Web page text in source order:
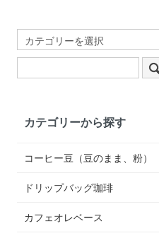
カテゴリーから探す
コーヒー豆（豆のまま、粉）
ドリップバッグ珈琲
カフェオレベース